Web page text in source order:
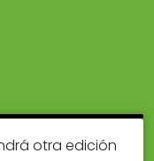
otra edición